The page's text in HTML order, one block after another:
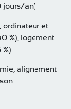
jours/an)
ordinateur et
%), logement
%)
alignement